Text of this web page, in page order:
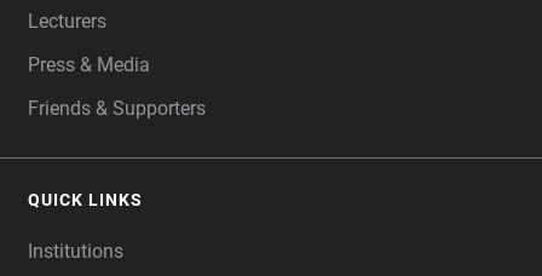
Lecturers
Press & Media
Friends & Supporters
QUICK LINKS
Institutions